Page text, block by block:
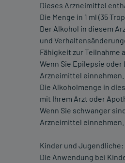
Dieses Arzneimittel
Die Menge in 1 ml (35
Der Alkohol in diesem
und
Fähigkeit zur Teilnahme
Wenn Sie Epilepsie
Arzneimittel einnehmen.
Die Alkoholmenge in
mit Ihrem Arzt oder
Wenn Sie schwanger
Arzneimittel einnehmen.
Kinder und Jugendliche:
Die Anwendung bei